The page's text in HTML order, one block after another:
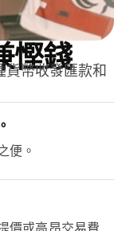
慳錢
貨幣收發匯款和
便。